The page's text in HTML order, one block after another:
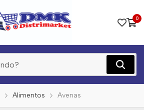
0
Alimentos Avenas